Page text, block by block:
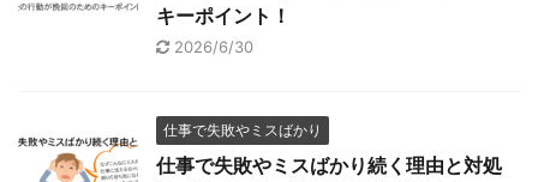
キーポイント！
2026/6/30
仕事で失敗やミスばかり
仕事で失敗やミスばかり続く理由と対処